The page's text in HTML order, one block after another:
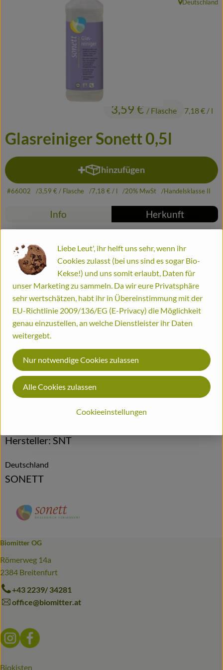
Biomitter
Bestellinformationen
Biohof
Glasreiniger Sonett 0,5l
3,59 € / Flasche 7,18 € / l
, Herkunft:
Deutschland
hinzufügen
Produkt zum Warenkorb
#66002 3,59 €/ Flasche 7,18 €/ l 20% MwSt Handelsklasse II
Info Herkunft
Info
Reinigt streifenfrei alles aus Glas. Fenster, Spiegel,
Autoscheiben. Entfaltet auch bei stark verschmutzten, fettigen
Oberflächen sehr gute Reinigungskraft.
Produktinformationen
Produktdatenblatt
Hersteller: SNT
Deutschland
SONETT
Biomitter OG
Römerweg 14a
2384 Breitenfurt
+43 2239/ 34281
office@biomitter.at
Externer Link zu https://www.instagram.com/
Externer Link zu https://www.facebook.com/
Biokisten
Liebe Leut', ihr helft uns sehr, wenn ihr
Cookies zulasst (bei uns sind es sogar Bio-
Kekse!) und uns somit erlaubt, Daten für
unser Marketing zu sammeln. Da wir eure Privatsphäre
sehr wertschätzen, habt ihr in Übereinstimmung mit der
EU-Richtlinie 2009/136/EG (E-Privacy) die Möglichkeit
genau einzustellen, an welche Dienstleister ihr Daten
weitergebt.
Cookieeinstellungen
Nur notwendige Cookies zulassen
Alle Cookies zulassen